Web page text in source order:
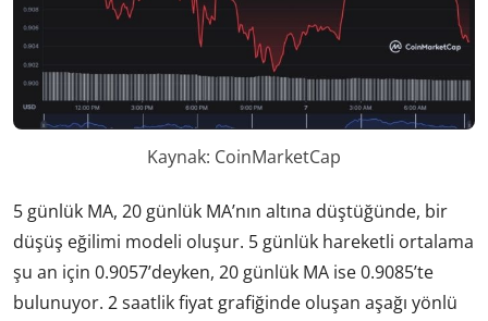
Kaynak: CoinMarketCap
5 günlük MA, 20 günlük MA’nın altına düştüğünde, bir
düşüş eğilimi modeli oluşur. 5 günlük hareketli ortalama
şu an için 0.9057’deyken, 20 günlük MA ise 0.9085’te
bulunuyor. 2 saatlik fiyat grafiğinde oluşan aşağı yönlü